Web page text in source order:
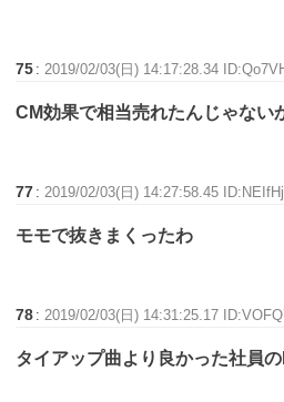
75 : 2019/02/03(日) 14:17:28.34
CM効果で相当売れたんじゃない
77 : 2019/02/03(日) 14:27:58.45
モモで抜きまくったわ
78 : 2019/02/03(日) 14:31:25.17
タイアップ曲より良かった社員